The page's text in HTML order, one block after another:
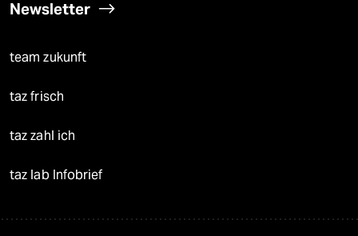
Newsletter
team zukunft
taz frisch
taz zahl ich
taz lab Infobrief